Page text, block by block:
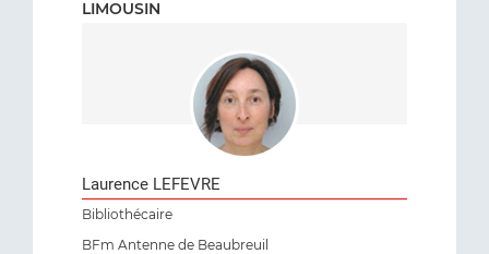
LIMOUSIN
Laurence LEFEVRE
Bibliothécaire
BFm Antenne de Beaubreuil